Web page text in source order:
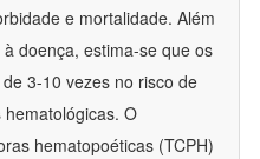
e mortalidade. Além
doença, estima-se que os
3-10 vezes no risco de
O
hematopoéticas (TCPH)